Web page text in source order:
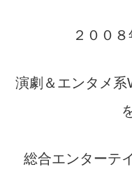
２００
演劇＆エンタメ系
総合エンターテ